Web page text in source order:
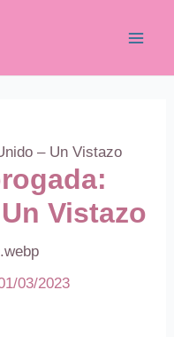
– Un Vistazo
Vistazo
03/2023